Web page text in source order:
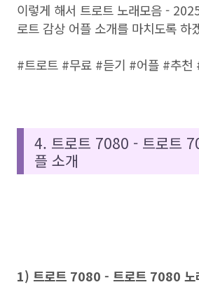
이렇게 해서 트로트 노래모음 -
로트 감상 어플 소개를 마치도록 하
#트로트 #무료 #듣기 #어플 #추천
4. 트로트 7080 - 트로트
플 소개
1) 트로트 7080 - 트로트 7080 노